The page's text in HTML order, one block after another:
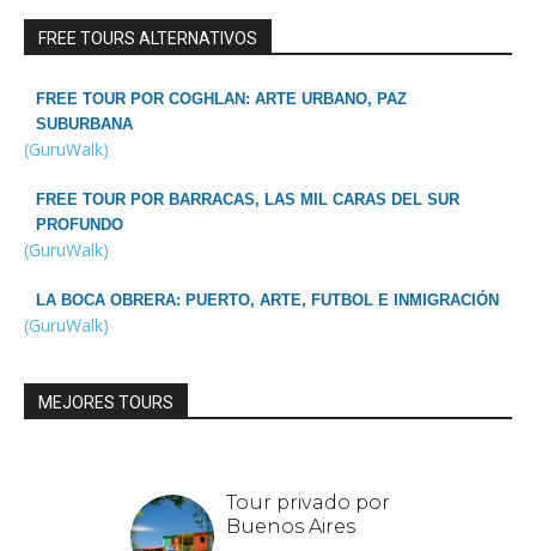
FREE TOURS ALTERNATIVOS
FREE TOUR POR COGHLAN: ARTE URBANO, PAZ
SUBURBANA
(GuruWalk)
FREE TOUR POR BARRACAS, LAS MIL CARAS DEL SUR
PROFUNDO
(GuruWalk)
LA BOCA OBRERA: PUERTO, ARTE, FUTBOL E INMIGRACIÓN
(GuruWalk)
MEJORES TOURS